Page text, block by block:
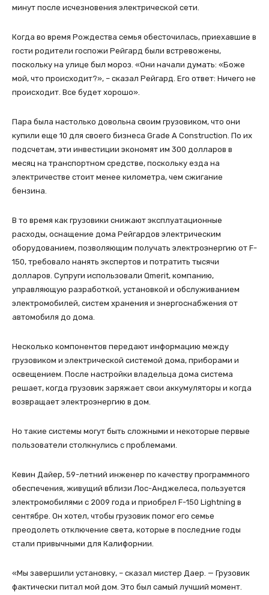
минут после исчезновения электрической сети.
Когда во время Рождества семья обесточилась, приехавшие в
гости родители госпожи Рейгард были встревожены,
поскольку на улице был мороз. «Они начали думать: «Боже
мой, что происходит?», – сказал Рейгард. Его ответ: Ничего не
происходит. Все будет хорошо».
Пара была настолько довольна своим грузовиком, что они
купили еще 10 для своего бизнеса Grade A Construction. По их
подсчетам, эти инвестиции экономят им 300 долларов в
месяц на транспортном средстве, поскольку езда на
электричестве стоит менее километра, чем сжигание
бензина.
В то время как грузовики снижают эксплуатационные
расходы, оснащение дома Рейгардов электрическим
оборудованием, позволяющим получать электроэнергию от F-
150, требовало нанять экспертов и потратить тысячи
долларов. Супруги использовали Qmerit, компанию,
управляющую разработкой, установкой и обслуживанием
электромобилей, систем хранения и энергоснабжения от
автомобиля до дома.
Несколько компонентов передают информацию между
грузовиком и электрической системой дома, приборами и
освещением. После настройки владельца дома система
решает, когда грузовик заряжает свои аккумуляторы и когда
возвращает электроэнергию в дом.
Но такие системы могут быть сложными и некоторые первые
пользователи столкнулись с проблемами.
Кевин Дайер, 59-летний инженер по качеству программного
обеспечения, живущий вблизи Лос-Анджелеса, пользуется
электромобилями с 2009 года и приобрел F-150 Lightning в
сентябре. Он хотел, чтобы грузовик помог его семье
преодолеть отключение света, которые в последние годы
стали привычными для Калифорнии.
«Мы завершили установку, – сказал мистер Даер. — Грузовик
фактически питал мой дом. Это был самый лучший момент.